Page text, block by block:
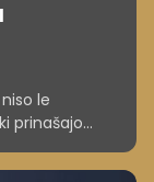
le
prinašajo